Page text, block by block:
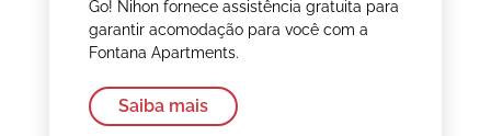
Go! Nihon fornece assistência gratuita para
garantir acomodação para você com a
Fontana Apartments.
Saiba mais